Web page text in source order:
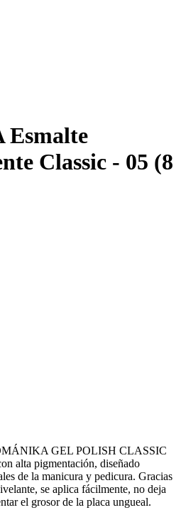
Classic - 05 (8
GEL POLISH CLASSIC
alta pigmentación, diseñado
de la manicura y pedicura. Gracias
se aplica fácilmente, no deja
el grosor de la placa ungueal.